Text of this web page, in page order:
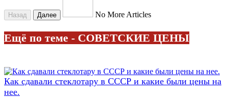
Назад Далее No More Articles
Ещё по теме - СОВЕТСКИЕ ЦЕНЫ
Как сдавали стеклотару в СССР и какие были цены на
нее.